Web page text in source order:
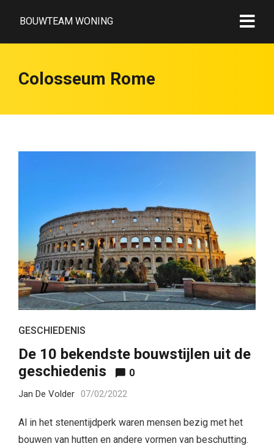
BOUWTEAM WONING
Colosseum Rome
GESCHIEDENIS
De 10 bekendste bouwstijlen uit de
geschiedenis
0
Jan De Volder 07/02/2022
Al in het stenentijdperk waren mensen bezig met het
bouwen van hutten en andere vormen van beschutting.